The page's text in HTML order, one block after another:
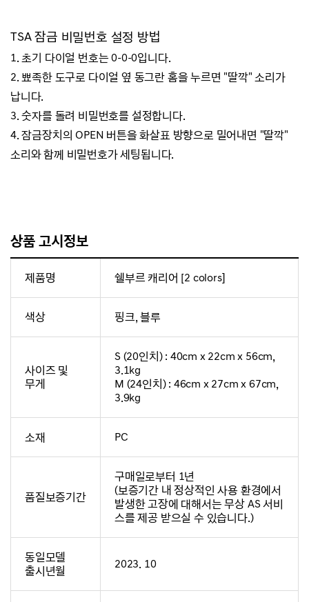
TSA 잠금 비밀번호 설정 방법
1. 초기 다이얼 번호는 0-0-0입니다.
2. 뾰족한 도구로 다이얼 옆 동그란 홈을 누르면 "딸깍" 소리가
납니다.
3. 숫자를 돌려 비밀번호를 설정합니다.
4. 잠금장치의 OPEN 버튼을 화살표 방향으로 밀어내면 "딸깍"
소리와 함께 비밀번호가 세팅됩니다.
상품 고시정보
제품명 쉘부르 캐리어 [2 colors]
색상 핑크, 블루
사이즈 및
무게
S (20인치) : 40cm x 22cm x 56cm,
3.1kg
M (24인치) : 46cm x 27cm x 67cm,
3.9kg
소재 PC
품질보증기간
구매일로부터 1년
(보증기간 내 정상적인 사용 환경에서
발생한 고장에 대해서는 무상 AS 서비
스를 제공 받으실 수 있습니다.)
동일모델
출시년월
2023. 10